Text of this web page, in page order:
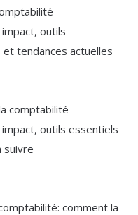
outils
et tendances actuelles
comptabilité
outils essentiels
suivre
comment la